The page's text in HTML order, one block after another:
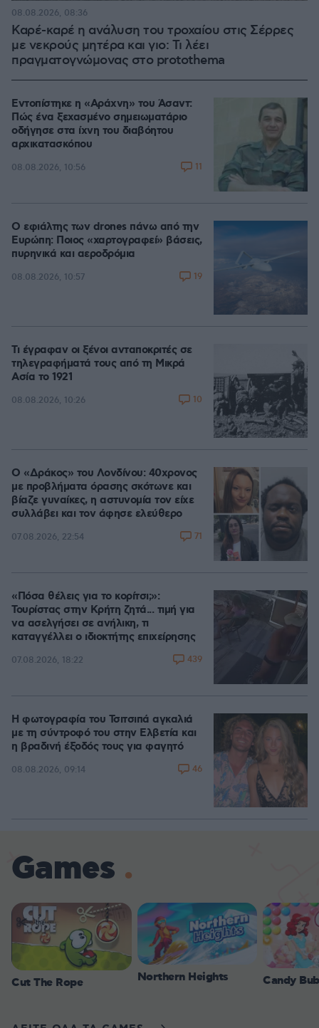
Καρέ-καρέ η ανάλυση του τροχαίου στις Σέρρες
με νεκρούς μητέρα και γιο: Τι λέει
πραγματογνώμονας στο protothema
08.08.2026, 08:36
Εντοπίστηκε η «Αράχνη» του Άσαντ:
Πώς ένα ξεχασμένο σημειωματάριο
οδήγησε στα ίχνη του διαβόητου
αρχικατασκόπου
08.08.2026, 10:56 11
Ο εφιάλτης των drones πάνω από την
Ευρώπη: Ποιος «χαρτογραφεί» βάσεις,
πυρηνικά και αεροδρόμια
08.08.2026, 10:57 19
Τι έγραφαν οι ξένοι ανταποκριτές σε
τηλεγραφήματά τους από τη Μικρά
Ασία το 1921
08.08.2026, 10:26 10
Ο «Δράκος» του Λονδίνου: 40χρονος
με προβλήματα όρασης σκότωνε και
βίαζε γυναίκες, η αστυνομία τον είχε
συλλάβει και τον άφησε ελεύθερο
07.08.2026, 22:54 71
«Πόσα θέλεις για το κορίτσι;»:
Τουρίστας στην Κρήτη ζητά... τιμή για
να ασελγήσει σε ανήλικη, τι
καταγγέλλει ο ιδιοκτήτης επιχείρησης
07.08.2026, 18:22 439
Η φωτογραφία του Τσιτσιπά αγκαλιά
με τη σύντροφό του στην Ελβετία και
η βραδινή έξοδός τους για φαγητό
08.08.2026, 09:14 46
Games
Cut The Rope Northern Heights Candy